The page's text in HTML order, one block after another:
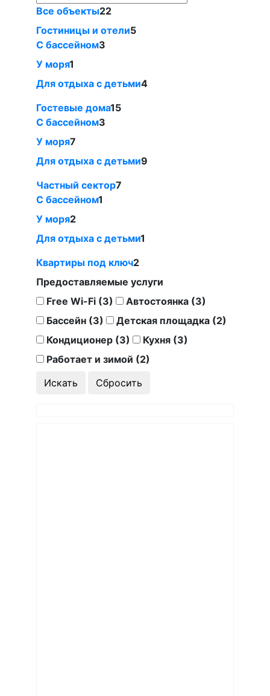
Все объекты22
Гостиницы и отели5
С бассейном3
У моря1
Для отдыха с детьми4
Гостевые дома15
С бассейном3
У моря7
Для отдыха с детьми9
Частный сектор7
С бассейном1
У моря2
Для отдыха с детьми1
Квартиры под ключ2
Предоставляемые услуги
Free Wi-Fi (3)
Автостоянка (3)
Бассейн (3)
Детская площадка (2)
Кондиционер (3)
Кухня (3)
Работает и зимой (2)